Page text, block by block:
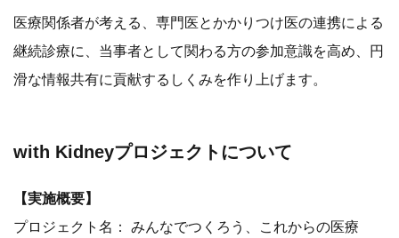
医療関係者が考える、専門医とかかりつけ医の連携による
継続診療に、当事者として関わる方の参加意識を高め、円
滑な情報共有に貢献するしくみを作り上げます。
with Kidneyプロジェクトについて
【実施概要】
プロジェクト名： みんなでつくろう、これからの医療